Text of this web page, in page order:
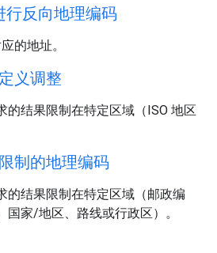
行反向地理编码
的地址。
义调整
的结果限制在特定区域（ISO 地区
制的地理编码
的结果限制在特定区域（邮政编
国家/地区、路线或行政区）。